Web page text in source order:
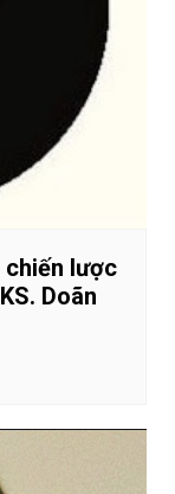
chiến lược
Doãn